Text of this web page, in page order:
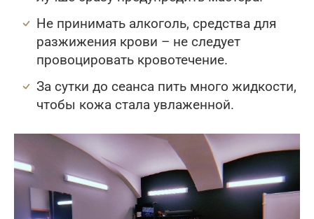
Не принимать алкоголь, средства для
разжижения крови – не следует
провоцировать кровотечение.
За сутки до сеанса пить много жидкости,
чтобы кожа стала увлаженной.